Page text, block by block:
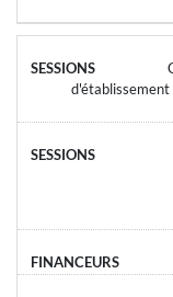
d'établissement